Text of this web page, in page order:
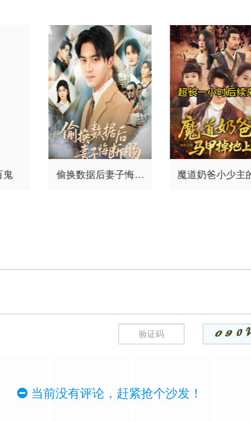
鬼
偷换数据后妻子悔断
魔道奶爸小少主
当前没有评论，赶紧抢个沙发！